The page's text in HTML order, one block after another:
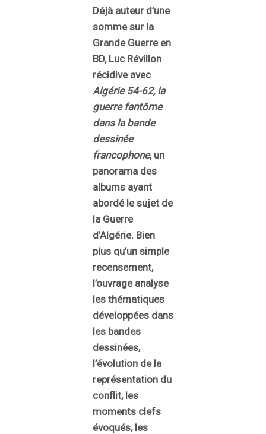
Déjà auteur d’une
somme sur la
Grande Guerre en
BD, Luc Révillon
récidive avec
Algérie 54-62, la
guerre fantôme
dans la bande
dessinée
francophone, un
panorama des
albums ayant
abordé le sujet de
la Guerre
d’Algérie. Bien
plus qu’un simple
recensement,
l’ouvrage analyse
les thématiques
développées dans
les bandes
dessinées,
l’évolution de la
représentation du
conflit, les
moments clefs
évoqués, les